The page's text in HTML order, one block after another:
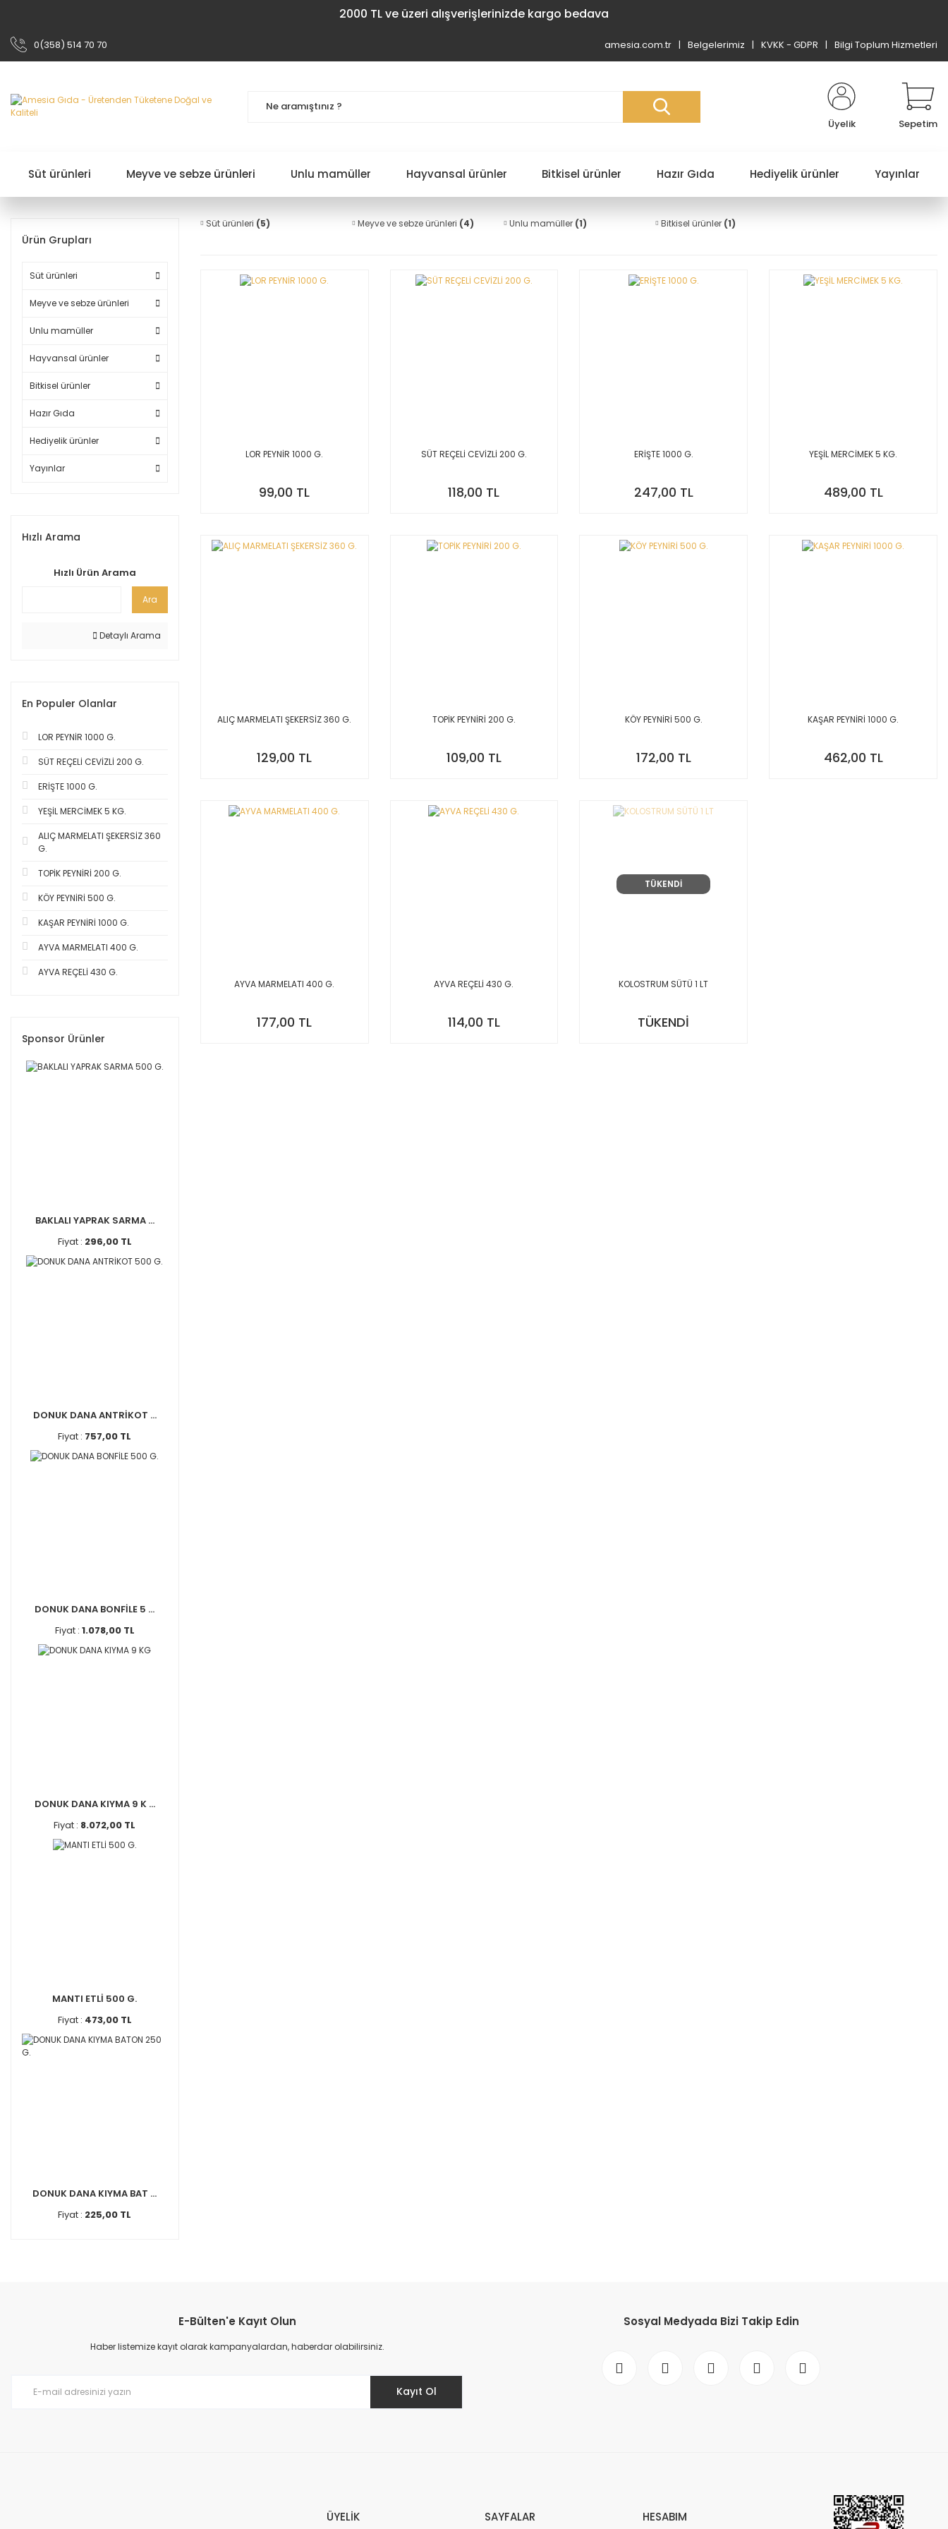
2000 TL ve üzeri alışverişlerinizde kargo bedava
0(358) 514 70 70 amesia.com.tr Belgelerimiz KVKK - GDPR Bilgi Toplum Hizmetleri
Üyelik Sepetim
Süt ürünleri Meyve ve sebze ürünleri Unlu mamüller Hayvansal ürünler Bitkisel ürünler Hazır Gıda Hediyelik ürünler Yayınlar
Ürün Grupları
Süt ürünleri
Meyve ve sebze ürünleri
Unlu mamüller
Hayvansal ürünler
Bitkisel ürünler
Hazır Gıda
Hediyelik ürünler
Yayınlar
Hızlı Arama
Hızlı Ürün Arama
Ara
Detaylı Arama
En Populer Olanlar
LOR PEYNİR 1000 G.
SÜT REÇELİ CEVİZLİ 200 G.
ERİŞTE 1000 G.
YEŞİL MERCİMEK 5 KG.
ALIÇ MARMELATI ŞEKERSİZ 360
G.
TOPİK PEYNİRİ 200 G.
KÖY PEYNİRİ 500 G.
KAŞAR PEYNİRİ 1000 G.
AYVA MARMELATI 400 G.
AYVA REÇELİ 430 G.
Sponsor Ürünler
BAKLALI YAPRAK SARMA ...
Fiyat : 296,00 TL
DONUK DANA ANTRİKOT ...
Fiyat : 757,00 TL
DONUK DANA BONFİLE 5 ...
Fiyat : 1.078,00 TL
DONUK DANA KIYMA 9 K ...
Fiyat : 8.072,00 TL
MANTI ETLİ 500 G.
Fiyat : 473,00 TL
DONUK DANA KIYMA BAT ...
Fiyat : 225,00 TL
Süt ürünleri (5) Meyve ve sebze ürünleri (4) Unlu mamüller (1) Bitkisel ürünler (1)
LOR PEYNİR 1000 G.
99,00 TL
SÜT REÇELİ CEVİZLİ 200 G.
118,00 TL
ERİŞTE 1000 G.
247,00 TL
YEŞİL MERCİMEK 5 KG.
489,00 TL
ALIÇ MARMELATI ŞEKERSİZ 360 G.
129,00 TL
TOPİK PEYNİRİ 200 G.
109,00 TL
KÖY PEYNİRİ 500 G.
172,00 TL
KAŞAR PEYNİRİ 1000 G.
462,00 TL
AYVA MARMELATI 400 G.
177,00 TL
AYVA REÇELİ 430 G.
114,00 TL
TÜKENDİ
KOLOSTRUM SÜTÜ 1 LT
TÜKENDİ
E-Bülten'e Kayıt Olun
Haber listemize kayıt olarak kampanyalardan, haberdar olabilirsiniz.
Kayıt Ol
Sosyal Medyada Bizi Takip Edin
ÜYELİK SAYFALAR HESABIM